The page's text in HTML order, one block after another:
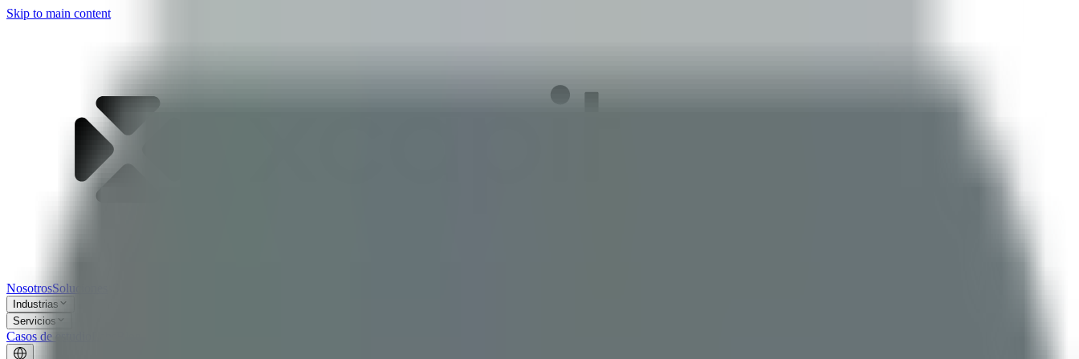
Skip to main content
NosotrosSoluciones
Industrias
Servicios
Casos de estudio